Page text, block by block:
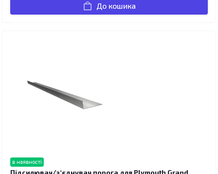
До кошика
в наявності
Підсилювач/зʼєднувач порога для Plymouth Grand